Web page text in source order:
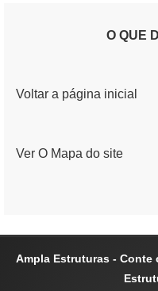
O QUE
Voltar a página inicial
Ver O Mapa do site
Ampla Estruturas - Conte